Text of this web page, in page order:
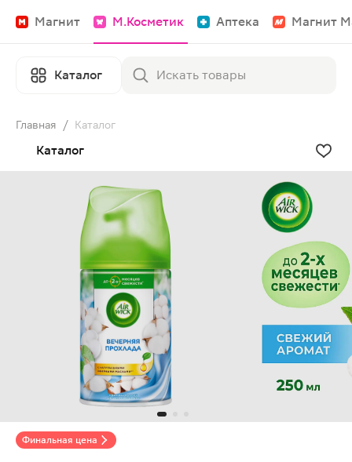
Магнит М.Косметик Аптека Магнит
Каталог
Главная / Каталог
Каталог
Финальная цена